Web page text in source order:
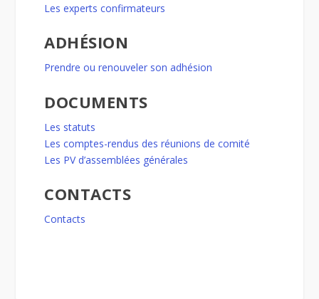
Les experts confirmateurs
ADHÉSION
Prendre ou renouveler son adhésion
DOCUMENTS
Les statuts
Les comptes-rendus des réunions de comité
Les PV d’assemblées générales
CONTACTS
Contacts